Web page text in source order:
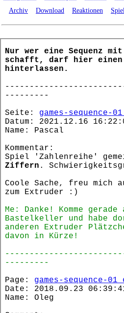
Archiv
Download Reaktionen